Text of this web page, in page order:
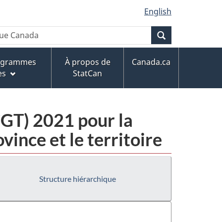
English
À propos de
StatCan
Canada.ca
2021 pour la
et le territoire
Structure hiérarchique